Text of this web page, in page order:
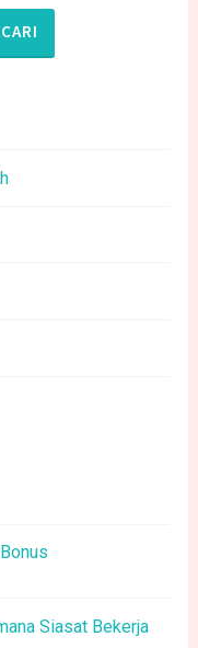
CARI
Bonus
Siasat Bekerja